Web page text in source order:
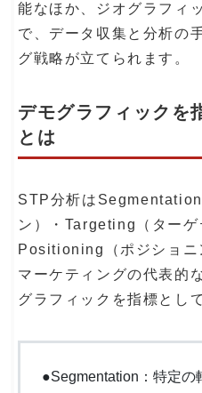
能なほか、ジオグラフィ
で、データ収集と分析の
グ戦略が立てられます。
デモグラフィックを
とは
STP分析はSegmentation
ン）・Targeting（ターゲ
Positioning（ポジショニ
マーケティングの代表的
グラフィックを指標とし
●Segmentation：特定の